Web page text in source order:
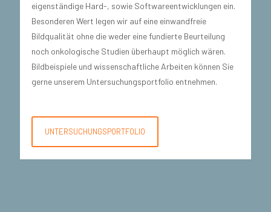
eigenständige Hard-, sowie Softwareentwicklungen ein.
Besonderen Wert legen wir auf eine einwandfreie
Bildqualität ohne die weder eine fundierte Beurteilung
noch onkologische Studien überhaupt möglich wären.
Bildbeispiele und wissenschaftliche Arbeiten können Sie
gerne unserem Untersuchungsportfolio entnehmen.
UNTERSUCHUNGSPORTFOLIO